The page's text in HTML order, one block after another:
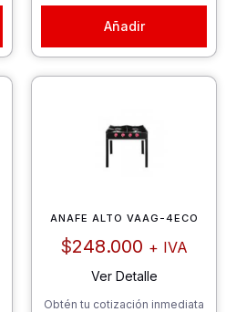
Añadir
ANAFE ALTO VAAG-4ECO
$248.000 + IVA
Ver Detalle
Obtén tu cotización inmediata